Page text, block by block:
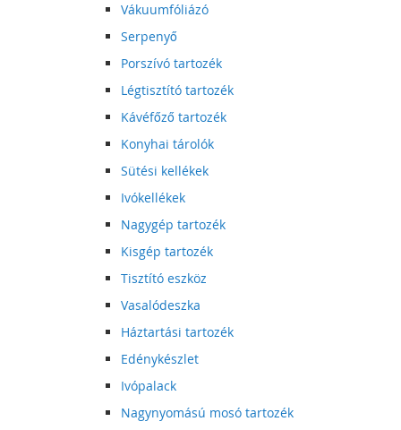
Vákuumfóliázó
Serpenyő
Porszívó tartozék
Légtisztító tartozék
Kávéfőző tartozék
Konyhai tárolók
Sütési kellékek
Ivókellékek
Nagygép tartozék
Kisgép tartozék
Tisztító eszköz
Vasalódeszka
Háztartási tartozék
Edénykészlet
Ivópalack
Nagynyomású mosó tartozék